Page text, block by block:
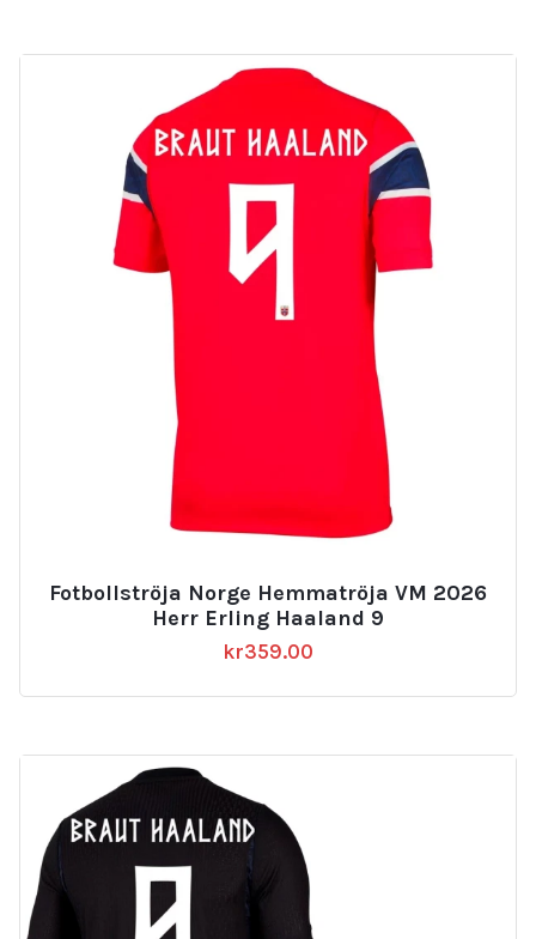
Fotbollströja Norge Hemmatröja VM 2026
Herr Erling Haaland 9
kr359.00